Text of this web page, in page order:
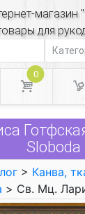
магазин
для
0
Sloboda
> Канва,
> Св. Мц.